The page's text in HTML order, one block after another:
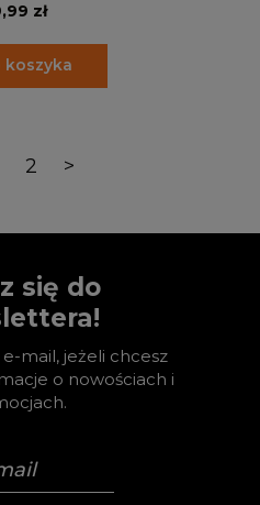
zł
koszyka
2 >
się do
mail, jeżeli chcesz
o nowościach i